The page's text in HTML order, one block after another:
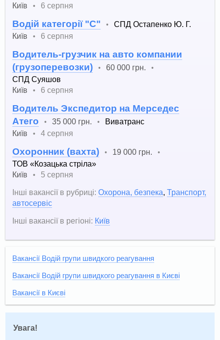
Київ
• 6 серпня
Водій категорії "С" •
СПД Остапенко Ю. Г.
Київ
• 6 серпня
Водитель-грузчик на авто компании
(грузоперевозки)
• 60 000 грн. •
СПД Суяшов
Київ
• 6 серпня
Водитель Экспедитор на Мерседес
Атего
• 35 000 грн. •
Виватранс
Київ
• 4 серпня
Охоронник (вахта) • 19 000 грн. •
ТОВ «Козацька стріла»
Київ
•
5 серпня
Інші вакансії в рубриці: Охорона, безпека,Транспорт,
автосервіс
Інші вакансії в регіоні: Київ
Вакансії Водій групи швидкого реагування
Вакансії Водій групи швидкого реагування в Києві
Вакансії в Києві
Увага!